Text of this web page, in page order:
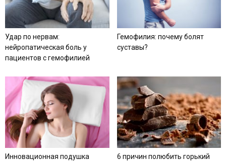
Удар по нервам:
нейропатическая боль у
пациентов с гемофилией
Гемофилия: почему болят
суставы?
Инновационная подушка
6 причин полюбить горький